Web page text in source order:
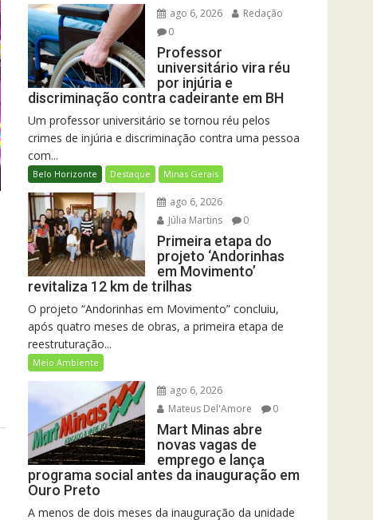
ago 6, 2026
Redação
0
Professor
universitário vira réu
por injúria e
discriminação contra cadeirante em BH
Um professor universitário se tornou réu pelos
crimes de injúria e discriminação contra uma pessoa
com...
Belo Horizonte Destaque Minas Gerais
ago 6, 2026
Júlia Martins
0
Primeira etapa do
projeto ‘Andorinhas
em Movimento’
revitaliza 12 km de trilhas
O projeto “Andorinhas em Movimento” concluiu,
após quatro meses de obras, a primeira etapa de
reestruturação...
Meio Ambiente
ago 6, 2026
Mateus Del'Amore
0
Mart Minas abre
novas vagas de
emprego e lança
programa social antes da inauguração em
Ouro Preto
A menos de dois meses da inauguração da unidade